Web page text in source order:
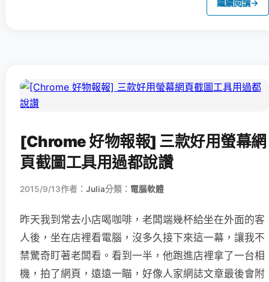
繼續閱讀→
[Chrome 好物報報] 三款好用螢幕網
頁截圖工具用過都說讚
2015/9/13作者： Julia分類： 電腦軟體
昨天我到常去小店喝咖啡，老闆端幾杯給坐在外面的客
人後，坐在店裡看電腦，沒多久接下來這一幕，讓我不
禁驚奇盯著老闆看。看到一半，他跑進店裡拿了一台相
機，拍了網頁，遠遠一瞄，好像人家網誌文章最後會附